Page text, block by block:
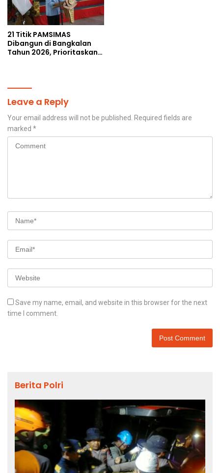
21 Titik PAMSIMAS
Dibangun di Bangkalan
Tahun 2026, Prioritaskan
Leave a Reply
Your email address will not be published.
Required fields are
marked *
Save my name, email, and website in this browser for the next
time I comment.
Berita Polri